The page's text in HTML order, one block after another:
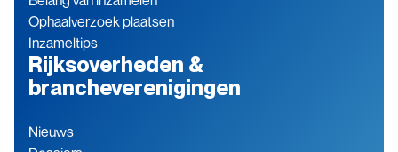
Ophaalverzoek plaatsen
Inzameltips
Rijksoverheden &
brancheverenigingen
Nieuws